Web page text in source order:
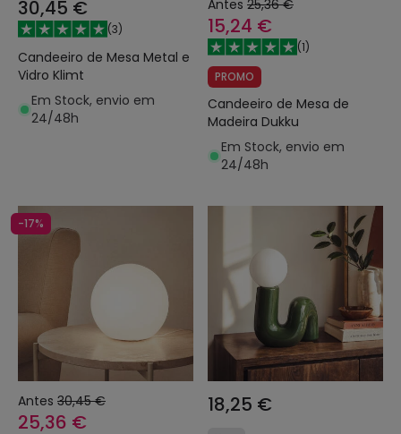
30,45 €
(3)
Candeeiro de Mesa Metal e
Vidro Klimt
Em Stock, envio em
24/48h
Antes 25,36 €
15,24 €
(1)
PROMO
Candeeiro de Mesa de
Madeira Dukku
Em Stock, envio em
24/48h
-17%
Antes 30,45 €
25,36 €
18,25 €